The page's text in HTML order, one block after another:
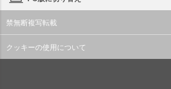
禁無断複写転載
クッキーの使用について